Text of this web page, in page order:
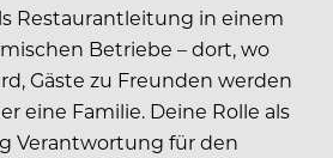
Restaurantleitung in einem
Betriebe – dort, wo
Gäste zu Freunden werden
eine Familie. Deine Rolle als
Verantwortung für den